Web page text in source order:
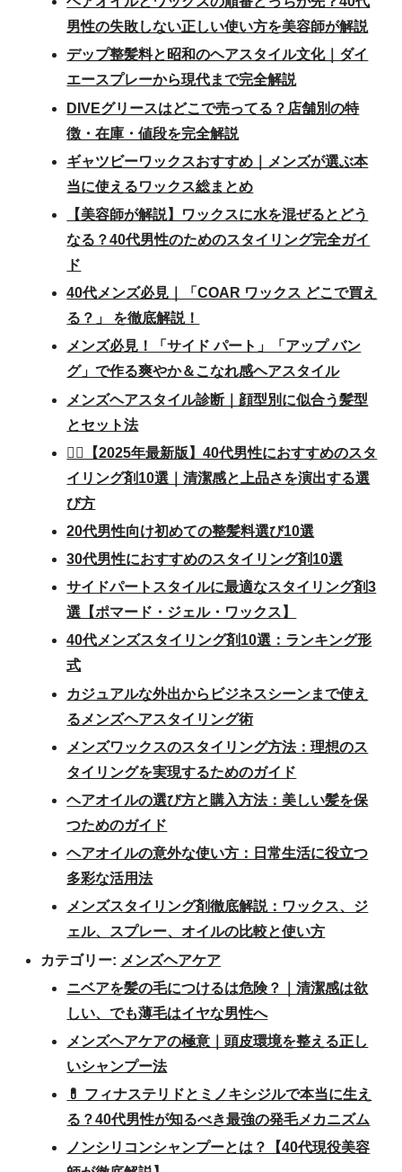
男性の失敗しない正しい使い方を美容師が解説
デップ整髪料と昭和のヘアスタイル文化｜ダイ
エースプレーから現代まで完全解説
DIVEグリースはどこで売ってる？店舗別の特
徴・在庫・値段を完全解説
ギャツビーワックスおすすめ｜メンズが選ぶ本
当に使えるワックス総まとめ
【美容師が解説】ワックスに水を混ぜるとどう
なる？40代男性のためのスタイリング完全ガイ
ド
40代メンズ必見｜「COAR ワックス どこで買え
る？」 を徹底解説！
メンズ必見！「サイド パート」「アップ バン
グ」で作る爽やか＆こなれ感ヘアスタイル
メンズヘアスタイル診断｜顔型別に似合う髪型
とセット法
💇‍♂️【2025年最新版】40代男性におすすめのスタ
イリング剤10選｜清潔感と上品さを演出する選
び方
20代男性向け初めての整髪料選び10選
30代男性におすすめのスタイリング剤10選
サイドパートスタイルに最適なスタイリング剤3
選【ポマード・ジェル・ワックス】
40代メンズスタイリング剤10選：ランキング形
式
カジュアルな外出からビジネスシーンまで使え
るメンズヘアスタイリング術
メンズワックスのスタイリング方法：理想のス
タイリングを実現するためのガイド
ヘアオイルの選び方と購入方法：美しい髪を保
つためのガイド
ヘアオイルの意外な使い方：日常生活に役立つ
多彩な活用法
メンズスタイリング剤徹底解説：ワックス、ジ
ェル、スプレー、オイルの比較と使い方
カテゴリー: メンズヘアケア
ニベアを髪の毛につけるは危険？｜清潔感は欲
しい、でも薄毛はイヤな男性へ
メンズヘアケアの極意｜頭皮環境を整える正し
いシャンプー法
💊 フィナステリドとミノキシジルで本当に生え
る？40代男性が知るべき最強の発毛メカニズム
ノンシリコンシャンプーとは？【40代現役美容